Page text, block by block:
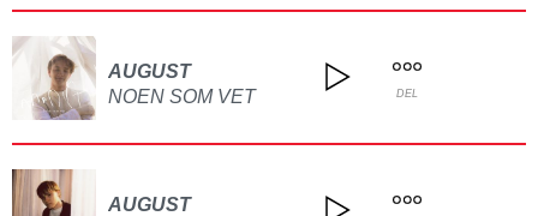
AUGUST
NOEN SOM VET
DEL
AUGUST